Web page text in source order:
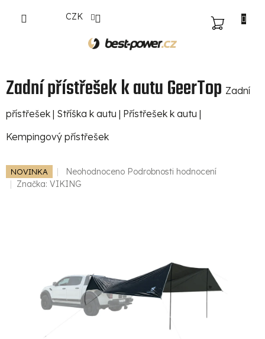
CZK
NÁKUPNÍ
Zadní přístřešek k autu GeerTop Zadní
přístřešek | Stříška k autu | Přístřešek k autu |
Kempingový přístřešek
NOVINKA
Průměrné
hodnocení
Neohodnoceno Podrobnosti hodnocení
Značka: VIKING